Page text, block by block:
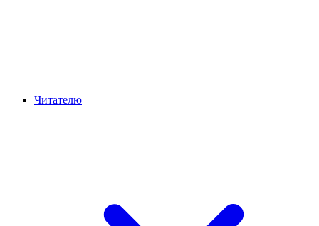
Читателю